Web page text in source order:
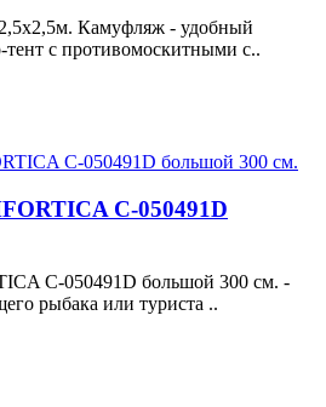
Камуфляж - удобный
с противомоскитными с..
C-050491D
C-050491D большой 300 см. -
рыбака или туриста ..